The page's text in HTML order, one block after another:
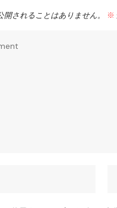
されることはありません。 ※